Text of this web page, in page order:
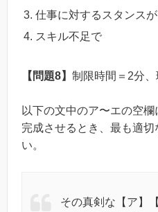
仕事に対するスタンス
スキル不足で
【問題8】 制限時間＝2分
以下の文中のア〜エの空
完成させるとき、最も適
い。
その真剣な【ア】